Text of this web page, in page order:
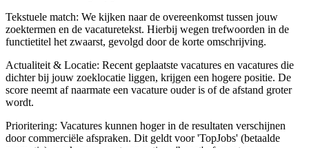
Tekstuele match: We kijken naar de overeenkomst tussen jouw
zoektermen en de vacaturetekst. Hierbij wegen trefwoorden in de
functietitel het zwaarst, gevolgd door de korte omschrijving.
Actualiteit & Locatie: Recent geplaatste vacatures en vacatures die
dichter bij jouw zoeklocatie liggen, krijgen een hogere positie. De
score neemt af naarmate een vacature ouder is of de afstand groter
wordt.
Prioritering: Vacatures kunnen hoger in de resultaten verschijnen
door commerciële afspraken. Dit geldt voor 'TopJobs' (betaalde